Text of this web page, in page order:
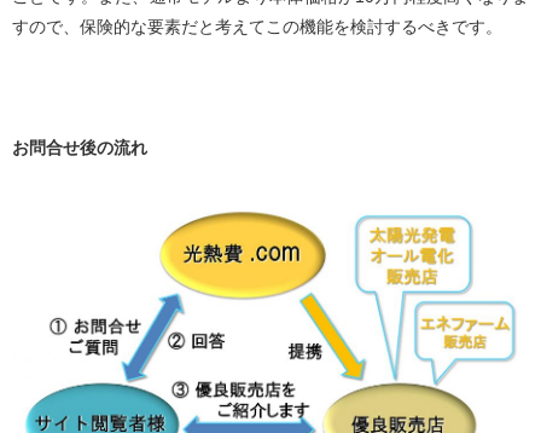
すので、保険的な要素だと考えてこの機能を検討するべきです。
お問合せ後の流れ